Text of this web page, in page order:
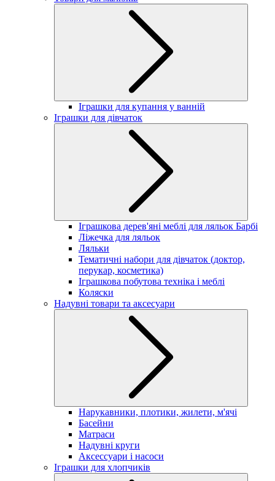
Іграшки для купання у ванній
Іграшки для дівчаток
Іграшкова дерев'яні меблі для ляльок Барбі
Ліжечка для ляльок
Ляльки
Тематичні набори для дівчаток (доктор,
перукар, косметика)
Іграшкова побутова техніка і меблі
Коляски
Надувні товари та аксесуари
Нарукавники, плотики, жилети, м'ячі
Басейни
Матраси
Надувні круги
Аксессуари і насоси
Іграшки для хлопчиків